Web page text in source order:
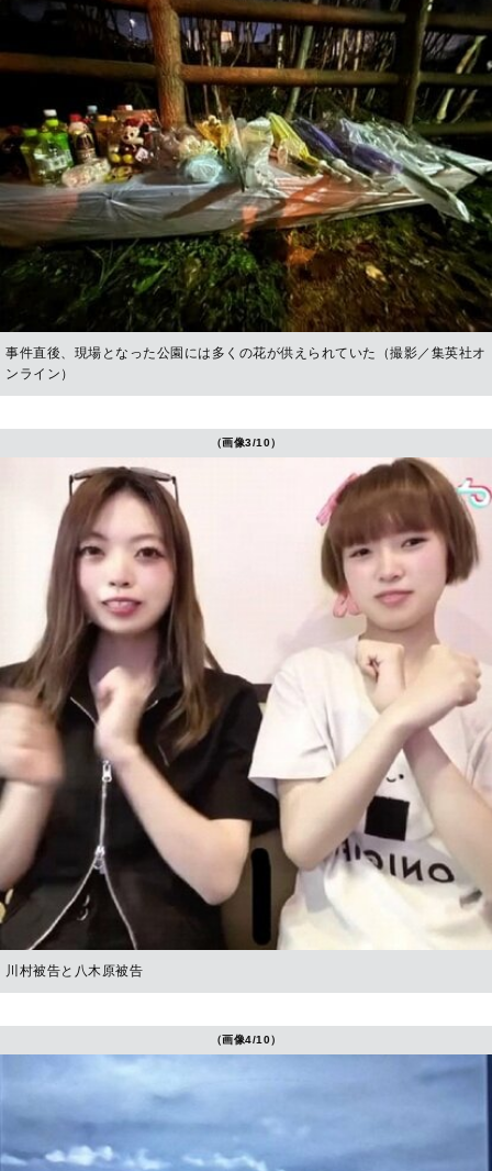
事件直後、現場となった公園には多くの花が供えられていた（撮影／集英社オ
ンライン）
（画像3/10）
川村被告と八木原被告
（画像4/10）